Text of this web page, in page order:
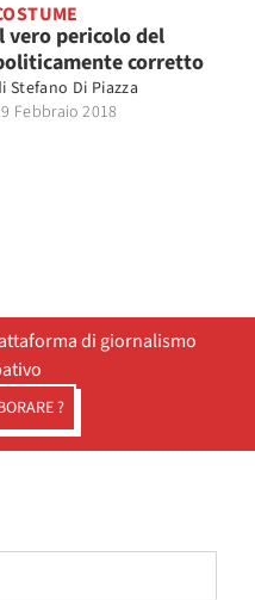
vero pericolo del
corretto
Stefano Di Piazza
Febbraio 2018
di giornalismo
?